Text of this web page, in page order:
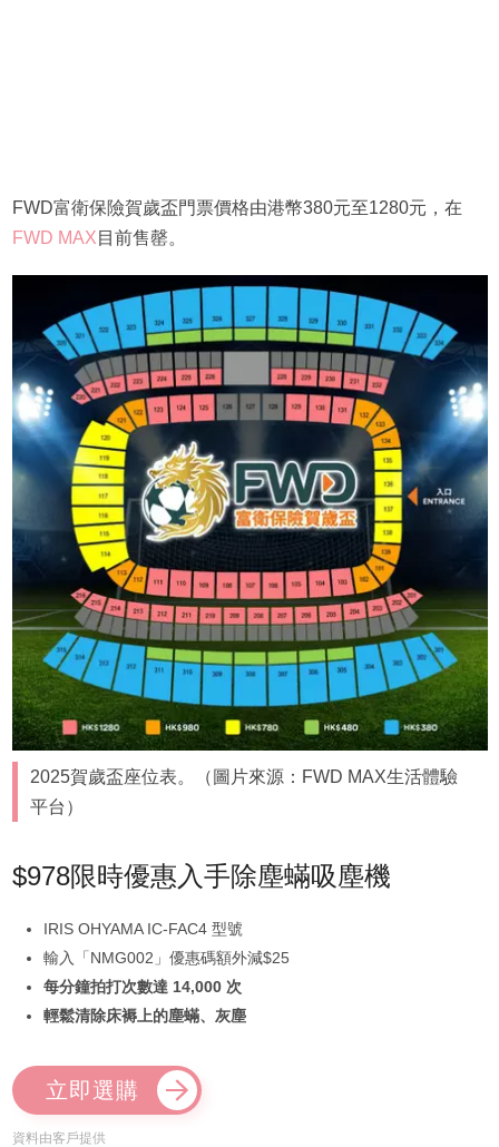
FWD富衛保險賀歲盃門票價格由港幣380元至1280元，在
FWD MAX 目前售罄。
2025賀歲盃座位表。（圖片來源：FWD MAX生活體驗
平台）
$978限時優惠入手除塵蟎吸塵機
IRIS OHYAMA IC-FAC4 型號
輸入「NMG002」優惠碼額外減$25
每分鐘拍打次數達 14,000 次
輕鬆清除床褥上的塵蟎、灰塵
立即選購
資料由客戶提供